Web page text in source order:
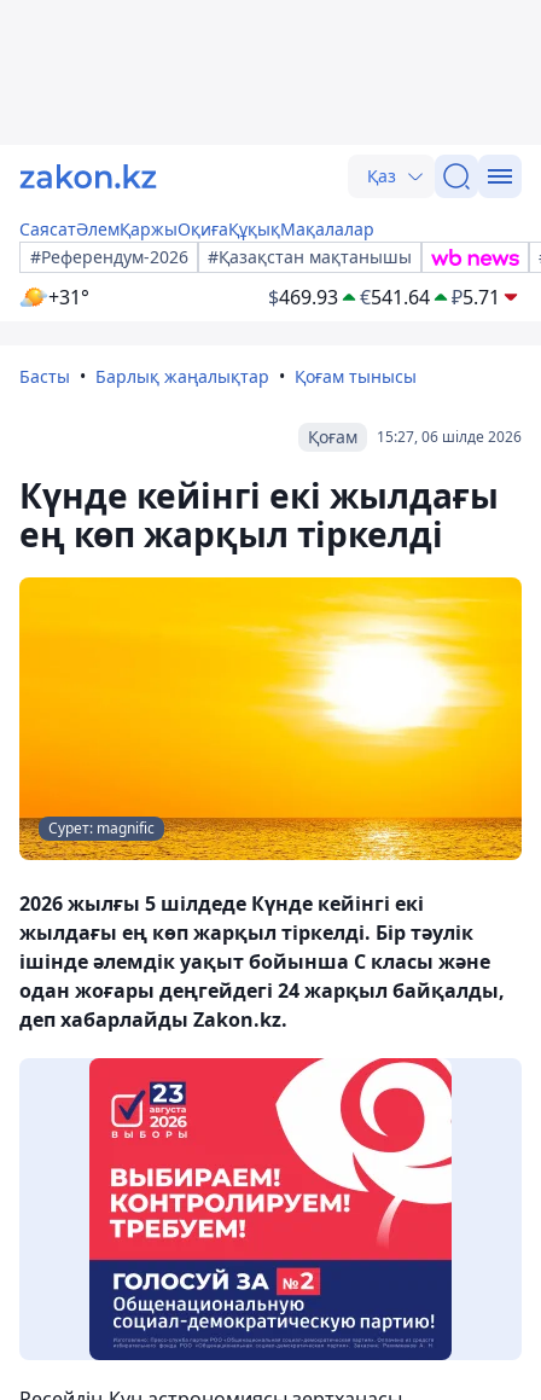
Қаз
СаясатӘлемҚаржыОқиғаҚұқықМақалалар
#Референдум-2026
#Қазақстан мақтанышы
+31° $469.93 €541.64 ₽5.71
Басты Барлық жаңалықтар Қоғам тынысы
15:27, 06 шілде 2026
Қоғам
Күнде кейінгі екі жылдағы
ең көп жарқыл тіркелді
Сурет: magnific
2026 жылғы 5 шілдеде Күнде кейінгі екі
жылдағы ең көп жарқыл тіркелді. Бір тәулік
ішінде әлемдік уақыт бойынша С класы және
одан жоғары деңгейдегі 24 жарқыл байқалды,
деп хабарлайды Zakon.kz.